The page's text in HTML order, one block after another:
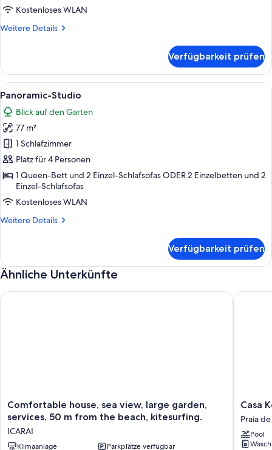
Kostenloses WLAN
Weitere Details
Weitere
Haus
Verfügbarkeit prüfen
Alle
Fotos
für
Panoramic-
Studio
anzeigen
Ein modernes Hotelzimmer mit
9
Panoramic-Studio
Blick auf den Garten
77 m²
1 Schlafzimmer
Platz für 4 Personen
1 Queen-Bett und 2 Einzel-Schlafsofas ODER 2 Einzelbetten und 2
Einzel-Schlafsofas
Kostenloses WLAN
Weitere Details
Weitere
Studio
Verfügbarkeit prüfen
Ähnliche Unterkünfte
Comfortable
house,
view,
large
Comfortable house, sea view, large garden,
services, 50 m from the beach, kitesurfing.
ICARAI
Klimaanlage
Parkplätze verfügbar
Comfortable house, sea view, large garden, services, 50 m
Casa
Koa
-
a
little
Casa
Praia
Pool
Casa